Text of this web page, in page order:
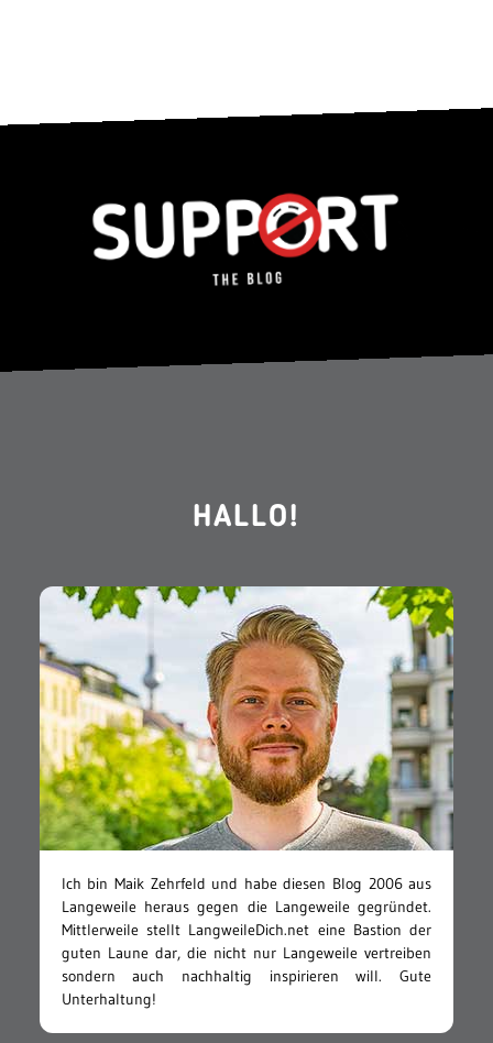
HALLO!
Ich bin Maik Zehrfeld und habe diesen Blog 2006 aus
Langeweile heraus gegen die Langeweile gegründet.
Mittlerweile stellt LangweileDich.net eine Bastion der
guten Laune dar, die nicht nur Langeweile vertreiben
sondern auch nachhaltig inspirieren will. Gute
Unterhaltung!